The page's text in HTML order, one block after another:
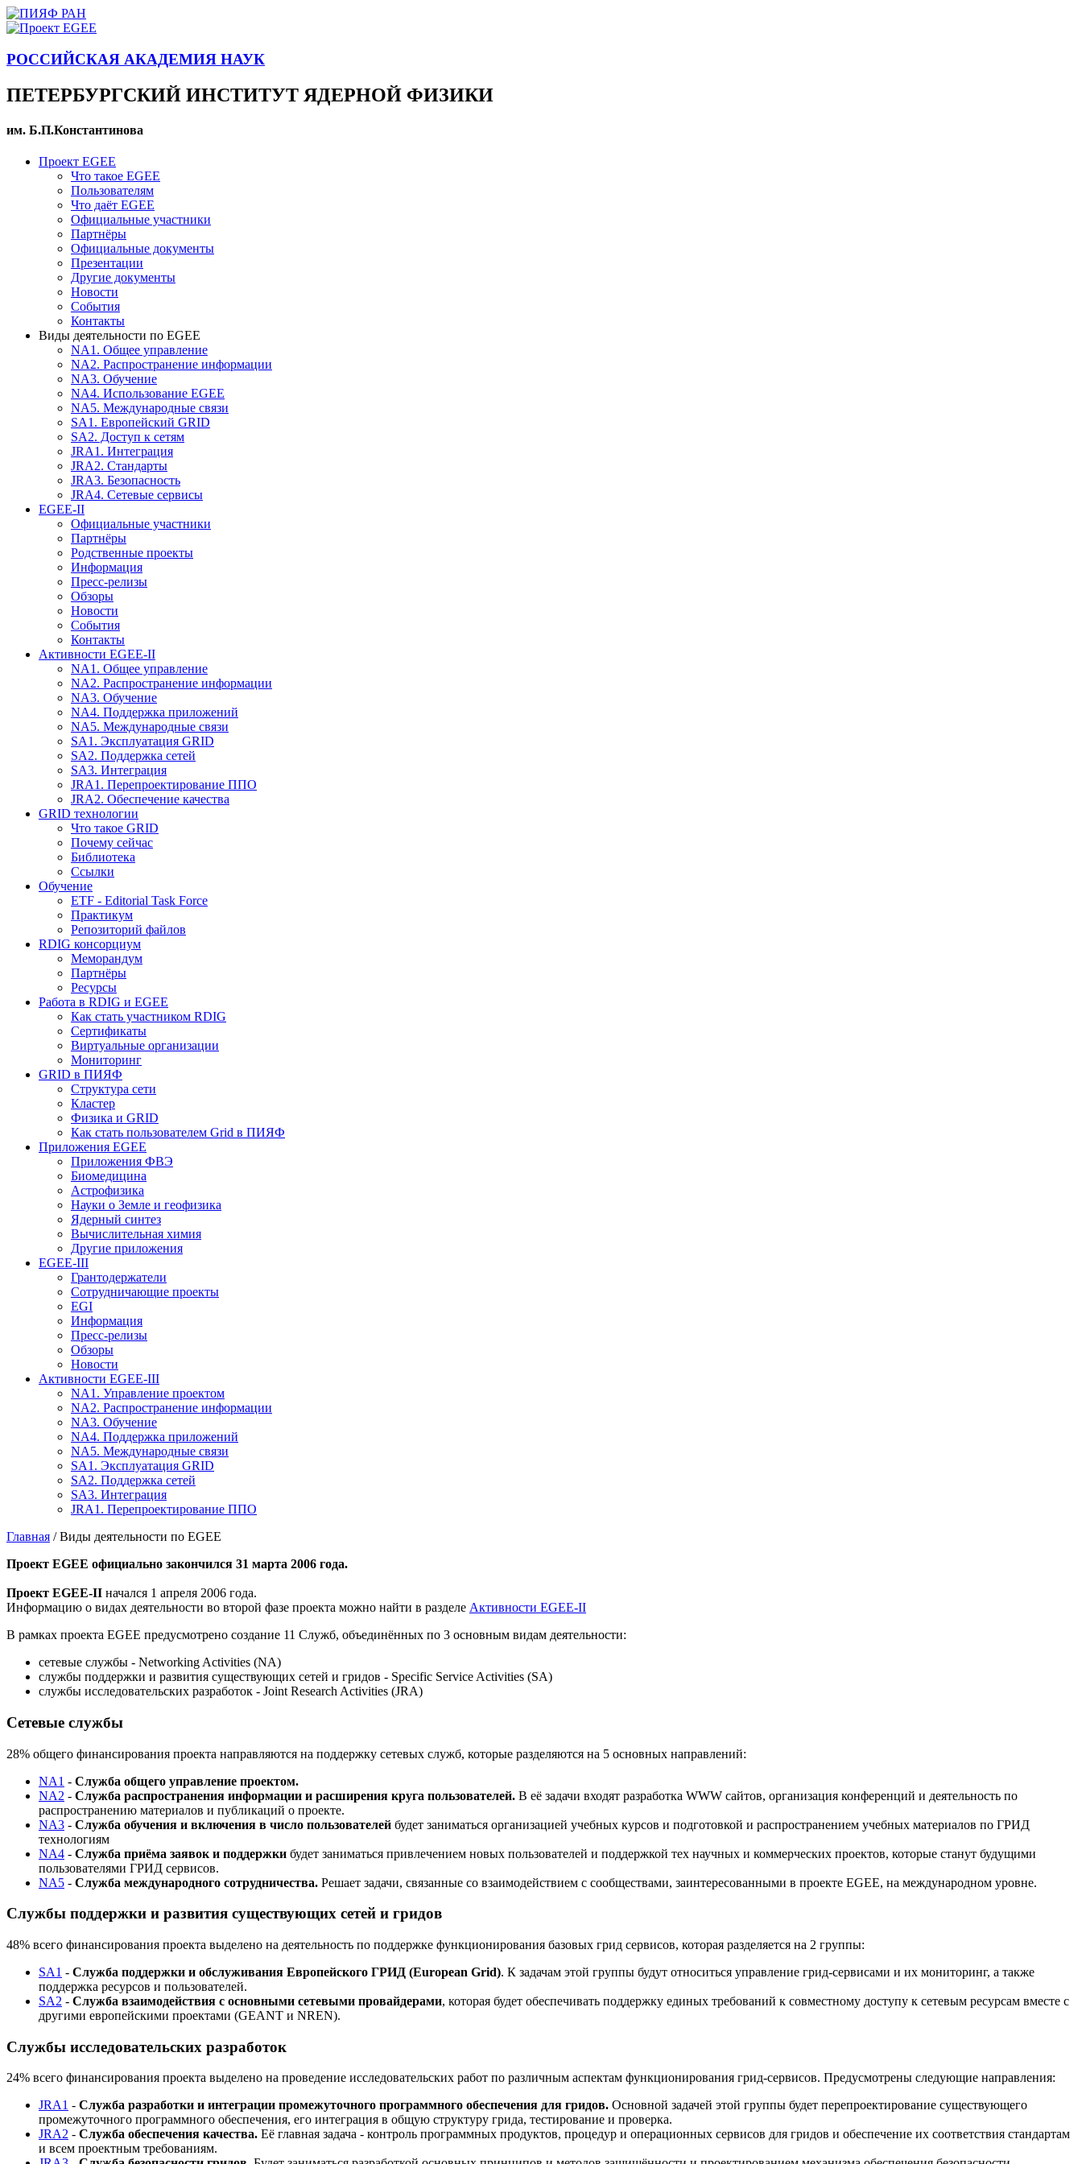
РОССИЙСКАЯ АКАДЕМИЯ НАУК
ПЕТЕРБУРГСКИЙ ИНСТИТУТ ЯДЕРНОЙ ФИЗИКИ
им. Б.П.Константинова
Проект EGEE
Что такое EGEE
Пользователям
Что даёт EGEE
Официальные участники
Партнёры
Официальные документы
Презентации
Другие документы
Новости
События
Контакты
Виды деятельности по EGEE
NA1. Общее управление
NA2. Распространение информации
NA3. Обучение
NA4. Использование EGEE
NA5. Международные связи
SA1. Европейский GRID
SA2. Доступ к сетям
JRA1. Интеграция
JRA2. Стандарты
JRA3. Безопасность
JRA4. Сетевые сервисы
EGEE-II
Официальные участники
Партнёры
Родственные проекты
Информация
Пресс-релизы
Обзоры
Новости
События
Контакты
Активности EGEE-II
NA1. Общее управление
NA2. Распространение информации
NA3. Обучение
NA4. Поддержка приложений
NA5. Международные связи
SA1. Эксплуатация GRID
SA2. Поддержка сетей
SA3. Интеграция
JRA1. Перепроектирование ППО
JRA2. Обеспечение качества
GRID технологии
Что такое GRID
Почему сейчас
Библиотека
Ссылки
Обучение
ETF - Editorial Task Force
Практикум
Репозиторий файлов
RDIG консорциум
Меморандум
Партнёры
Ресурсы
Работа в RDIG и EGEE
Как стать участником RDIG
Сертификаты
Виртуальные организации
Мониторинг
GRID в ПИЯФ
Структура сети
Кластер
Физика и GRID
Как стать пользователем Grid в ПИЯФ
Приложения EGEE
Приложения ФВЭ
Биомедицина
Астрофизика
Науки о Земле и геофизика
Ядерный синтез
Вычислительная химия
Другие приложения
EGEE-III
Грантодержатели
Сотрудничающие проекты
EGI
Информация
Пресс-релизы
Обзоры
Новости
Активности EGEE-III
NA1. Управление проектом
NA2. Распространение информации
NA3. Обучение
NA4. Поддержка приложений
NA5. Международные связи
SA1. Эксплуатация GRID
SA2. Поддержка сетей
SA3. Интеграция
JRA1. Перепроектирование ППО
Главная / Виды деятельности по EGEE
Проект EGEE официально закончился 31 марта 2006 года.
Проект EGEE-II начался 1 апреля 2006 года.
Информацию о видах деятельности во второй фазе проекта можно найти в разделе Активности EGEE-II
В рамках проекта EGEE предусмотрено создание 11 Служб, объединённых по 3 основным видам деятельности:
сетевые службы - Networking Activities (NA)
службы поддержки и развития существующих сетей и гридов - Specific Service Activities (SA)
службы исследовательских разработок - Joint Research Activities (JRA)
Cетевые службы
28% общего финансирования проекта направляются на поддержку сетевых служб, которые разделяются на 5 основных направлений:
NA1 - Служба общего управление проектом.
NA2 - Служба распространения информации и расширения круга пользователей. В её задачи входят разработка WWW сайтов, организация конференций и деятельность по
распространению материалов и публикаций о проекте.
NA3 - Служба обучения и включения в число пользователей будет заниматься организацией учебных курсов и подготовкой и распространением учебных материалов по ГРИД
технологиям
NA4 - Служба приёма заявок и поддержки будет заниматься привлечением новых пользователей и поддержкой тех научных и коммерческих проектов, которые станут будущими
пользователями ГРИД сервисов.
NA5 - Служба международного сотрудничества. Решает задачи, связанные со взаимодействием с сообществами, заинтересованными в проекте EGEE, на международном уровне.
Службы поддержки и развития существующих сетей и гридов
48% всего финансирования проекта выделено на деятельность по поддержке функционирования базовых грид сервисов, которая разделяется на 2 группы:
SA1 - Служба поддержки и обслуживания Европейского ГРИД (European Grid). К задачам этой группы будут относиться управление грид-сервисами и их мониторинг, а также
поддержка ресурсов и пользователей.
SA2 - Служба взаимодействия с основными сетевыми провайдерами, которая будет обеспечивать поддержку единых требований к совместному доступу к сетевым ресурсам вместе с
другими европейскими проектами (GEANT и NREN).
Службы исследовательских разработок
24% всего финансирования проекта выделено на проведение исследовательских работ по различным аспектам функционирования грид-сервисов. Предусмотрены следующие направления:
JRA1 - Служба разработки и интеграции промежуточного программного обеспечения для гридов. Основной задачей этой группы будет перепроектирование существующего
промежуточного программного обеспечения, его интеграция в общую структуру грида, тестирование и проверка.
JRA2 - Служба обеспечения качества. Её главная задача - контроль программных продуктов, процедур и операционных сервисов для гридов и обеспечение их соответствия стандартам
и всем проектным требованиям.